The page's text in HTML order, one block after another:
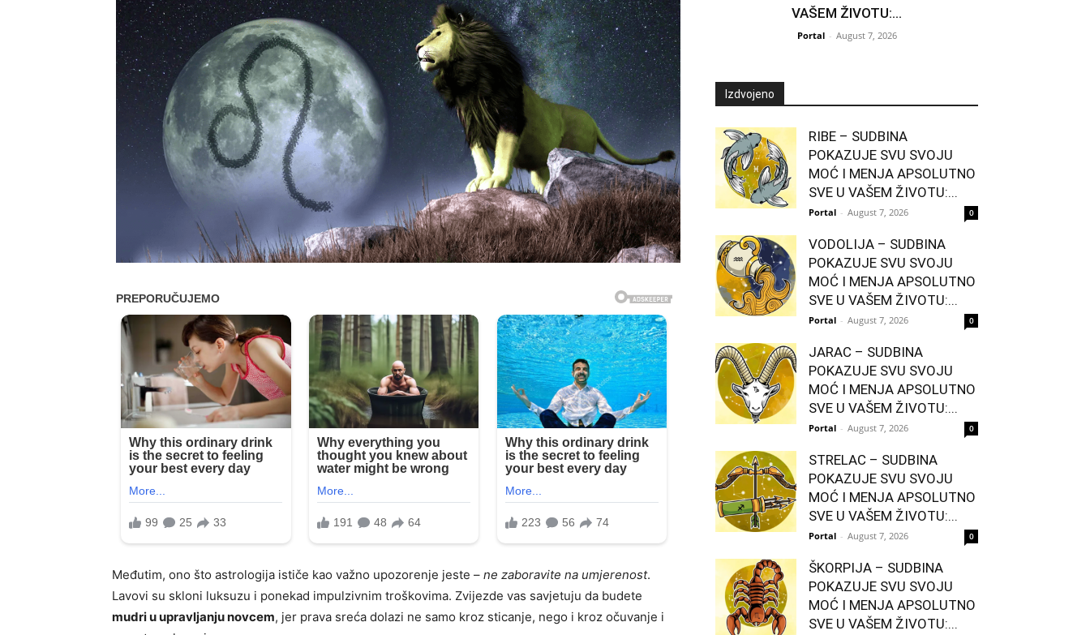
Međutim, ono što astrologija ističe kao važno upozorenje jeste – ne zaboravite na umjerenost.
Lavovi su skloni luksuzu i ponekad impulzivnim troškovima. Zvijezde vas savjetuju da budete
mudri u upravljanju novcem, jer prava sreća dolazi ne samo kroz sticanje, nego i kroz očuvanje i
VAŠEM ŽIVOTU:...
Portal - August 7, 2026
Izdvojeno
RIBE – SUDBINA
POKAZUJE SVU SVOJU
MOĆ I MENJA APSOLUTNO
SVE U VAŠEM ŽIVOTU:...
Portal - August 7, 2026 0
VODOLIJA – SUDBINA
POKAZUJE SVU SVOJU
MOĆ I MENJA APSOLUTNO
SVE U VAŠEM ŽIVOTU:...
Portal - August 7, 2026 0
JARAC – SUDBINA
POKAZUJE SVU SVOJU
MOĆ I MENJA APSOLUTNO
SVE U VAŠEM ŽIVOTU:...
Portal - August 7, 2026 0
STRELAC – SUDBINA
POKAZUJE SVU SVOJU
MOĆ I MENJA APSOLUTNO
SVE U VAŠEM ŽIVOTU:...
Portal - August 7, 2026 0
ŠKORPIJA – SUDBINA
POKAZUJE SVU SVOJU
MOĆ I MENJA APSOLUTNO
SVE U VAŠEM ŽIVOTU:...